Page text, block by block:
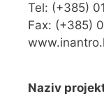
Tel: (+385)
Fax: (+385)
Naziv